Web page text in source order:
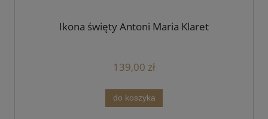
Ikona święty Antoni Maria Klaret
139,00 zł
do koszyka